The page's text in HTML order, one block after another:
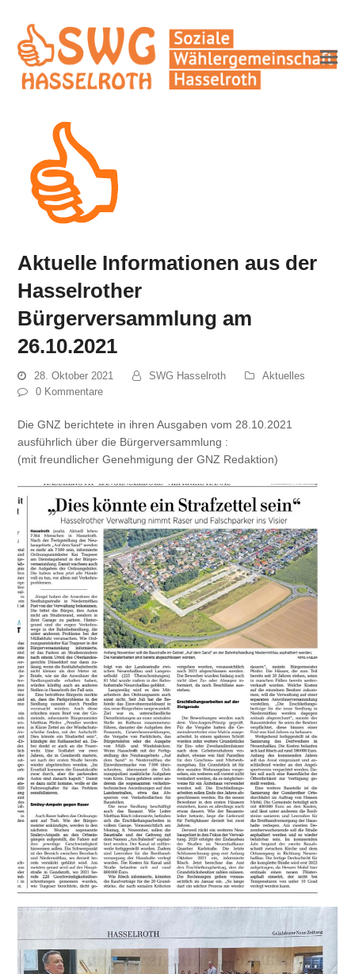
Aktuelle Informationen aus der
Hasselrother
Bürgerversammlung am
26.10.2021
28. Oktober 2021 SWG Hasselroth
Aktuelles
0 Kommentare
Die GNZ berichtete in ihren Ausgaben vom 28.10.2021
ausführlich über die Bürgerversammlung :
(mit freundlicher Genehmigung der GNZ Redaktion)